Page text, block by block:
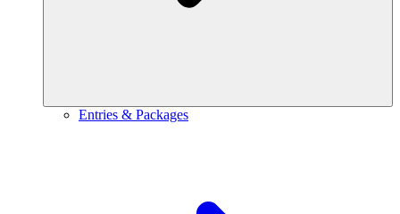
Entries & Packages